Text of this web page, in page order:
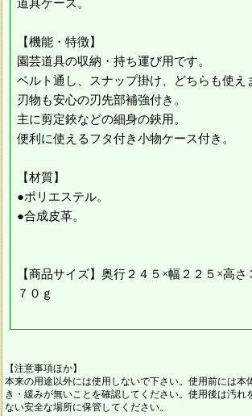
道具ケース。
【機能・特徴】
園芸道具の収納・持ち運び用です。
ベルト通し、スナップ掛け、どちらも使え
刃物も安心の刃先部補強付き。
主に剪定鋏などの細身の鋏用。
便利に使えるフタ付き小物ケース付き。
【材質】
●ポリエステル。
●合成皮革。
【商品サイズ】奥行２４５×幅２２５×高
７０ｇ
【注意事項ほか】
本来の用途以外には使用しないで下さい。使用前には本
き・緩みが無いことを確認してください。使用後は汚れ
ない安全な場所に保管してください。